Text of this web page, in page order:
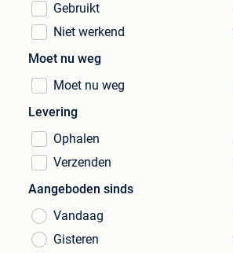
Gebruikt
Niet werkend
Moet nu weg
Moet nu weg
Levering
Ophalen
Verzenden
Aangeboden sinds
Vandaag
Gisteren